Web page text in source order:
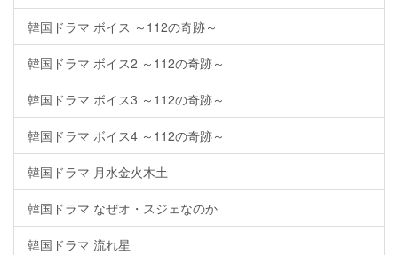
韓国ドラマ ボイス ～112の奇跡～
韓国ドラマ ボイス2 ～112の奇跡～
韓国ドラマ ボイス3 ～112の奇跡～
韓国ドラマ ボイス4 ～112の奇跡～
韓国ドラマ 月水金火木土
韓国ドラマ なぜオ・スジェなのか
韓国ドラマ 流れ星